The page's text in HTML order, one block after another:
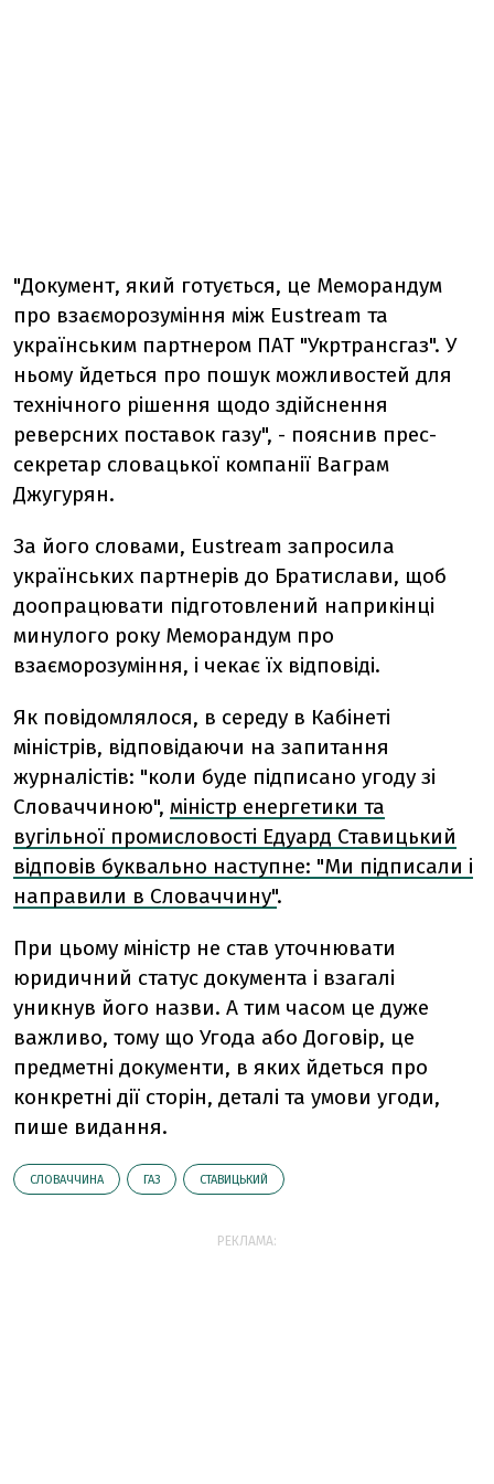
"Документ, який готується, це Меморандум
про взаєморозуміння між Eustream та
українським партнером ПАТ "Укртрансгаз". У
ньому йдеться про пошук можливостей для
технічного рішення щодо здійснення
реверсних поставок газу", - пояснив прес-
секретар словацької компанії Ваграм
Джугурян.
За його словами, Eustream запросила
українських партнерів до Братислави, щоб
доопрацювати підготовлений наприкінці
минулого року Меморандум про
взаєморозуміння, і чекає їх відповіді.
Як повідомлялося, в середу в Кабінеті
міністрів, відповідаючи на запитання
журналістів: "коли буде підписано угоду зі
Словаччиною", міністр енергетики та
вугільної промисловості Едуард Ставицький
відповів буквально наступне: "Ми підписали і
направили в Словаччину".
При цьому міністр не став уточнювати
юридичний статус документа і взагалі
уникнув його назви. А тим часом це дуже
важливо, тому що Угода або Договір, це
предметні документи, в яких йдеться про
конкретні дії сторін, деталі та умови угоди,
пише видання.
СЛОВАЧЧИНА ГАЗ СТАВИЦЬКИЙ
РЕКЛАМА: